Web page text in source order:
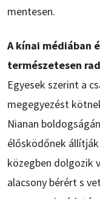
mentesen.
A kínai médiában
természetesen
Egyesek szerint a
megegyezést
Nianan
élősködőnek
közegben dolgozik
alacsony bérért s